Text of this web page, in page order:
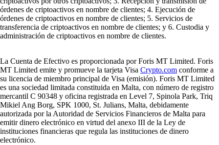
órdenes de criptoactivos en nombre de clientes; 4. Ejecución de
órdenes de criptoactivos en nombre de clientes; 5. Servicios de
transferencia de criptoactivos en nombre de clientes; y 6. Custodia y
administración de criptoactivos en nombre de clientes.
La Cuenta de Efectivo es proporcionada por Foris MT Limited. Foris
MT Limited emite y promueve la tarjeta Visa Crypto.com conforme a
su licencia de miembro principal de Visa (emisión). Foris MT Limited
es una sociedad limitada constituida en Malta, con número de registro
mercantil C 90348 y oficina registrada en Level 7, Spinola Park, Triq
Mikiel Ang Borg, SPK 1000, St. Julians, Malta, debidamente
autorizada por la Autoridad de Servicios Financieros de Malta para
emitir dinero electrónico en virtud del anexo III de la Ley de
instituciones financieras que regula las instituciones de dinero
electrónico.